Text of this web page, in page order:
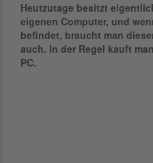
Heutzutage besitzt
eigenen Computer, und
befindet, braucht man
auch. In der Regel kauft
PC.